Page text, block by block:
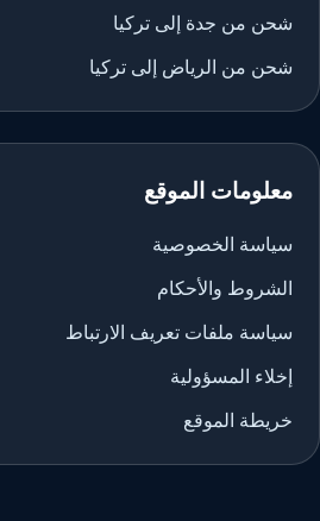
شحن من جدة إلى تركيا
شحن من الرياض إلى تركيا
معلومات الموقع
سياسة الخصوصية
الشروط والأحكام
سياسة ملفات تعريف الارتباط
إخلاء المسؤولية
خريطة الموقع